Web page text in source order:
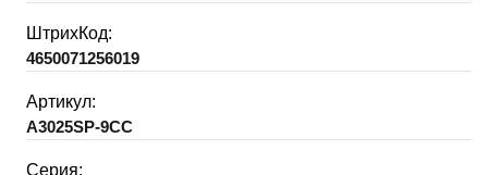
ШтрихКод:
4650071256019
Артикул:
A3025SP-9CC
Серия: